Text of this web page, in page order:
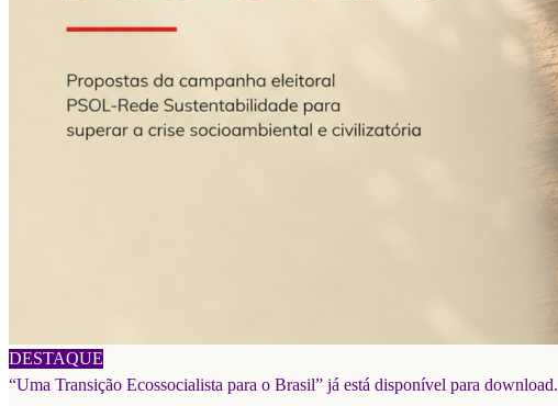
DESTAQUE
06/08/2026
“Uma Transição Ecossocialista para o Brasil” já está disponível para download.